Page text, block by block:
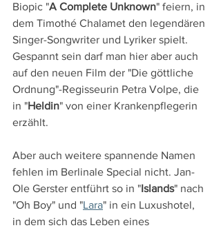
Biopic "A Complete Unknown" feiern, in
dem Timothé Chalamet den legendären
Singer-Songwriter und Lyriker spielt.
Gespannt sein darf man hier aber auch
auf den neuen Film der "Die göttliche
Ordnung"-Regisseurin Petra Volpe, die
in "Heldin" von einer Krankenpflegerin
erzählt.
Aber auch weitere spannende Namen
fehlen im Berlinale Special nicht. Jan-
Ole Gerster entführt so in "Islands" nach
"Oh Boy" und "Lara" in ein Luxushotel,
in dem sich das Leben eines